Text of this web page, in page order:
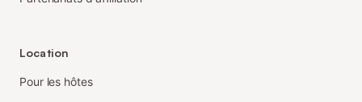
Location
Pour les hôtes